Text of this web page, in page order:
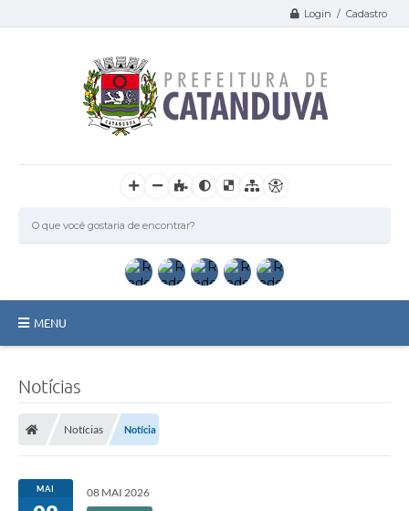
Login / Cadastro
MENU
Licitações / PCA
Notícias
Notícias Notícia
MAI 08 MAI 2026